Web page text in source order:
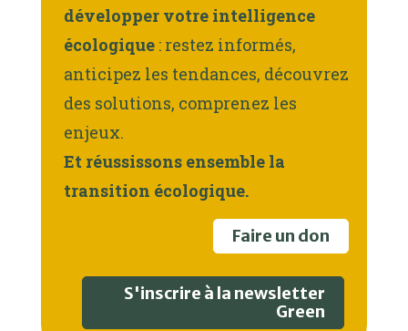
développer votre intelligence
écologique : restez informés,
anticipez les tendances, découvrez
des solutions, comprenez les
enjeux.
Et réussissons ensemble la
transition écologique.
Faire un don
S'inscrire à la newsletter
Green